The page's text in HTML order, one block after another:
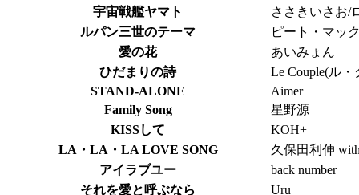
宇宙戦艦ヤマト
ささきいさお/
ルパン三世のテーマ
ピート・マッ
愛の花
あいみょん
ひだまりの詩
Le Couple(ル・
STAND-ALONE
Aimer
Family Song
星野源
KISSして
KOH+
LA・LA・LA LOVE SONG
久保田利伸
アイラブユー
back number
それを愛と呼ぶなら
Uru